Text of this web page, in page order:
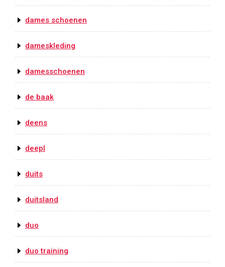
dames schoenen
dameskleding
damesschoenen
de baak
deens
deepl
duits
duitsland
duo
duo training